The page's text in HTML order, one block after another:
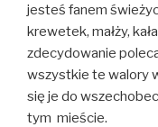
jesteś fanem
krewetek, małży,
zdecydowanie
wszystkie te walory
się je do
tym mieście.